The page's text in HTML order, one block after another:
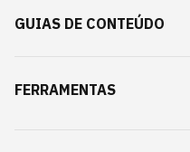
GUIAS DE CONTEÚDO
FERRAMENTAS